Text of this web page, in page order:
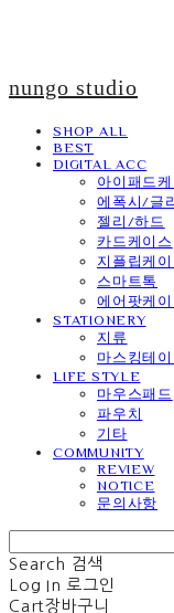
nungo studio
SHOP ALL
BEST
DIGITAL ACC
아이패드
에폭시/글
젤리/하드
카드케이스
지플립케
스마트톡
에어팟케이
STATIONERY
지류
마스킹테
LIFE STYLE
마우스패드
파우치
기타
COMMUNITY
REVIEW
NOTICE
문의사항
Search 검색
Log In 로그인
Cart장바구니